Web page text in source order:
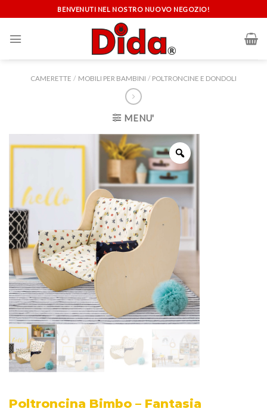
to
content
BENVENUTI NEL NOSTRO NUOVO NEGOZIO!
CAMERETTE / MOBILI PER BAMBINI / POLTRONCINE E DONDOLI
MENU'
Poltroncina Bimbo – Fantasia